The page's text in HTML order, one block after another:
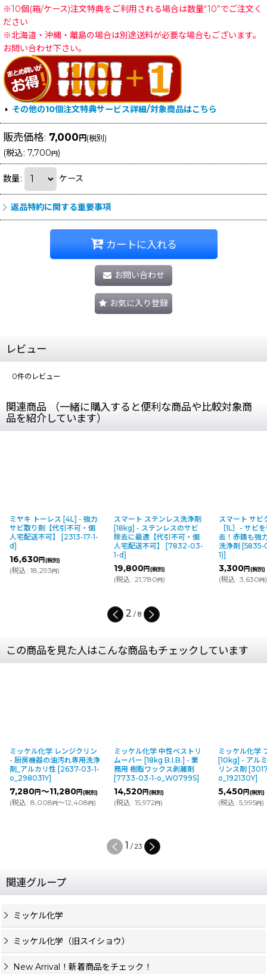
※10個(箱/ケース)注文特典をご利用される場合は数量“10”でご注文く
ださい
※北海道・沖縄・離島の場合は別途送料が必要な場合もございます。
お問い合わせ下さい。
その他の10個注文特典サービス詳細/対象商品はこちら
販売価格: 7,000円(税別)
(税込: 7,700円)
数量: ケース
返品特約に関する重要事項
カートに入れる
お問い合わせ
お気に入り登録
レビュー
0件のレビュー
関連商品 （一緒に購入すると便利な商品や比較対象商
品を紹介しています）
ミヤキ トーレス [4L] - 強力
サビ取り剤【代引不可・個
人宅配送不可】
[2313-17-1-
d]
16,630円(税別)
(税込: 18,293円)
スマート ステンレス洗浄剤
[18kg] - ステンレスのサビ
除去に最適【代引不可・個
人宅配送不可】
[7832-03-
1-d]
19,800円(税別)
(税込: 21,780円)
スマート サビ
［1L］- サビ
去！赤錆も強
洗浄剤 [5835-
1)]
3,300円(税別)
(税込: 3,630円)
2 / 8
この商品を見た人はこんな商品もチェックしています
ミッケル化学 レンジクリン
- 厨房機器の油汚れ専用洗浄
剤_アルカリ性 [2637-03-1-
o_298031Y]
7,280円～11,280円(税別)
(税込: 8,008円～12,408円)
ミッケル化学 中性ベストリ
ムーバー [18kg B.I.B.] - 業
務用 樹脂ワックス剥離剤
[7733-03-1-o_W0799S]
14,520円(税別)
(税込: 15,972円)
ミッケル化学
[10kg] - アル
リンス剤 [
o_192130Y]
5,450円(税別)
(税込: 5,995円)
1 / 23
関連グループ
ミッケル化学
ミッケル化学（旧スイショウ）
New Arrival！新着商品をチェック！